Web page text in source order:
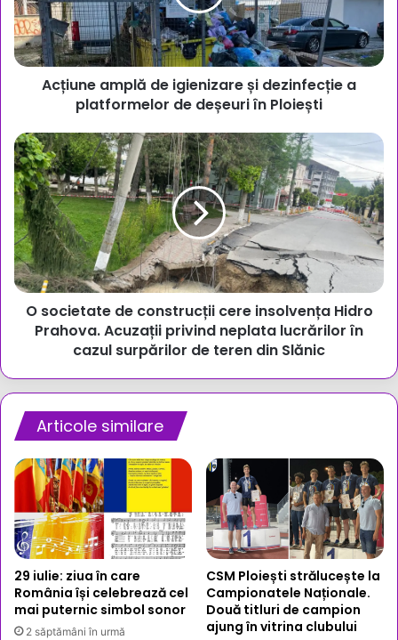
dezinfecție
a
platformelor
de
deșeuriAcțiune amplă de igienizare și dezinfecție a
platformelor de deșeuri în Ploiești
O
societate
de
construcții
cere
insolvența
Hidro
Prahova.
Acuzații
privind
neplata
cazul
de
teren
din
Slănic
O societate de construcții cere insolvența Hidro
Prahova. Acuzații privind neplata lucrărilor în
cazul surpărilor de teren din Slănic
Articole similare
29 iulie: ziua în care
România își celebrează cel
mai puternic simbol sonor
2 săptămâni în urmă
CSM Ploiești strălucește la
Campionatele Naționale.
Două titluri de campion
ajung în vitrina clubului